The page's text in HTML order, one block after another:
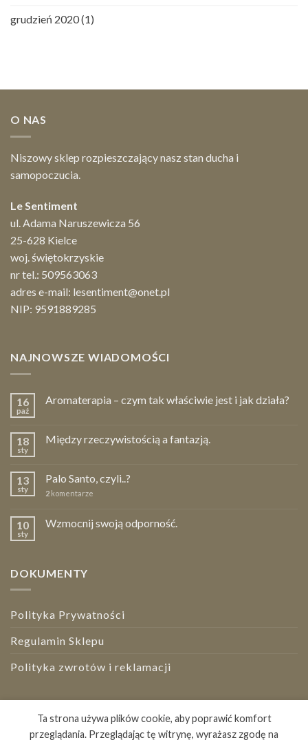
grudzień 2020(1)
O NAS
Niszowy sklep rozpieszczający nasz stan ducha i
samopoczucia.
Le Sentiment
ul. Adama Naruszewicza 56
25-628 Kielce
woj. świętokrzyskie
nr tel.: 509563063
adres e-mail: lesentiment@onet.pl
NIP: 9591889285
NAJNOWSZE WIADOMOŚCI
16
paź
Aromaterapia – czym tak właściwie jest i jak działa?
18
sty
Między rzeczywistością a fantazją.
13
sty
Palo Santo, czyli..?
2 komentarze
10
sty
Wzmocnij swoją odporność.
DOKUMENTY
Polityka Prywatności
Regulamin Sklepu
Polityka zwrotów i reklamacji
Bezpieczne płatności
Ta strona używa plików cookie, aby poprawić komfort
przeglądania. Przeglądając tę witrynę, wyrażasz zgodę na